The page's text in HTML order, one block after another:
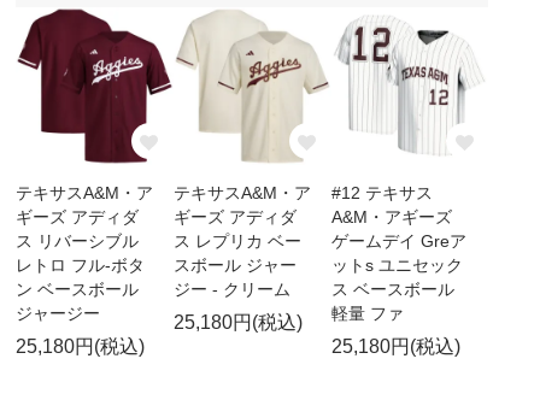
テキサスA&M・ア
ギーズ アディダ
ス リバーシブル
レトロ フル-ボタ
ン ベースボール
ジャージー
25,180円(税込)
テキサスA&M・ア
ギーズ アディダ
ス レプリカ ベー
スボール ジャー
ジー - クリーム
25,180円(税込)
#12 テキサス
A&M・アギーズ
ゲームデイ Greア
ットs ユニセック
ス ベースボール
軽量 ファ
25,180円(税込)